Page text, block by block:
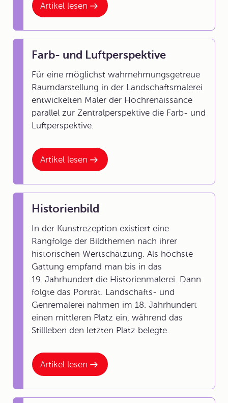
Artikel lesen
Artikel lesen
Farb- und Luftperspektive
Für eine möglichst wahrnehmungsgetreue
Raumdarstellung in der Landschaftsmalerei
entwickelten Maler der Hochrenaissance
parallel zur Zentralperspektive die Farb- und
Luftperspektive.
Artikel lesen
Historienbild
In der Kunstrezeption existiert eine
Rangfolge der Bildthemen nach ihrer
historischen Wertschätzung. Als höchste
Gattung empfand man bis in das
19. Jahrhundert die Historienmalerei. Dann
folgte das Porträt. Landschafts- und
Genremalerei nahmen im 18. Jahrhundert
einen mittleren Platz ein, während das
Stillleben den letzten Platz belegte.